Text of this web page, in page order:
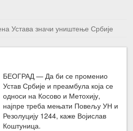
Устава значи уништење Србије
вест
Следећа вест →
БЕОГРАД — Да би се променио
Устав Србије и преамбула која се
односи на Косово и Метохију,
најпре треба мењати Повељу УН и
Резолуцију 1244, каже Војислав
Коштуница.